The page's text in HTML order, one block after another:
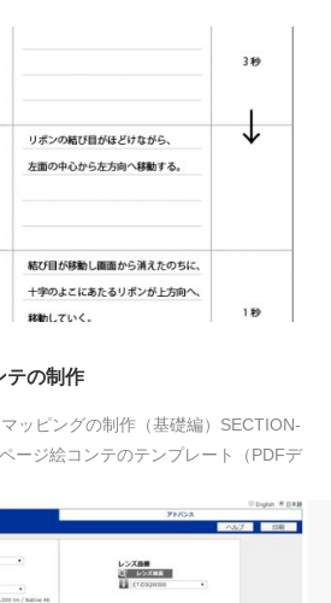
の制作
ッピングの制作（基礎編）SECTION-
ージ絵コンテのテンプレート（PDFデ